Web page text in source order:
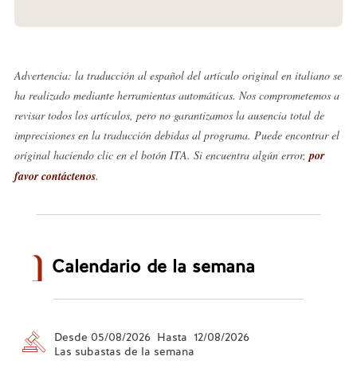
Advertencia: la traducción al español del artículo original en italiano se
ha realizado mediante herramientas automáticas. Nos comprometemos a
revisar todos los artículos, pero no garantizamos la ausencia total de
imprecisiones en la traducción debidas al programa. Puede encontrar el
original haciendo clic en el botón ITA. Si encuentra algún error,por
favor contáctenos.
Calendario de la semana
Desde 05/08/2026 Hasta 12/08/2026
Las subastas de la semana